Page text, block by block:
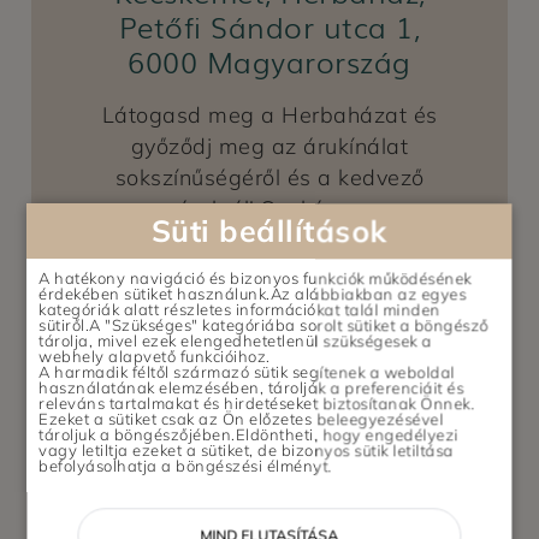
Petőfi Sándor utca 1,
6000 Magyarország
Látogasd meg a Herbaházat és
győződj meg az árukínálat
sokszínűségéről és a kedvező
árakról! Szakáru...
VIGYÉL ODA
Süti beállítások
A hatékony navigáció és bizonyos funkciók működésének
érdekében sütiket használunk.Az alábbiakban az egyes
kategóriák alatt részletes információkat talál minden
sütiről.A "Szükséges" kategóriába sorolt sütiket a böngésző
tárolja, mivel ezek elengedhetetlenül szükségesek a
webhely alapvető funkcióihoz.
A harmadik féltől származó sütik segítenek a weboldal
használatának elemzésében, tárolják a preferenciáit és
releváns tartalmakat és hirdetéseket biztosítanak Önnek.
Ezeket a sütiket csak az Ön előzetes beleegyezésével
tároljuk a böngészőjében.Eldöntheti, hogy engedélyezi
vagy letiltja ezeket a sütiket, de bizonyos sütik letiltása
befolyásolhatja a böngészési élményt.